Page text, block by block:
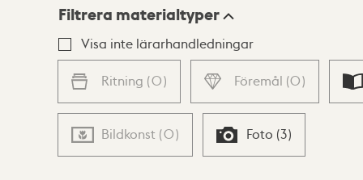
Lista Karta
Filtrera materialtyper
Visa inte lärarhandledningar
Ritning (0) Föremål (0)
Bildkonst (0) Foto (3)